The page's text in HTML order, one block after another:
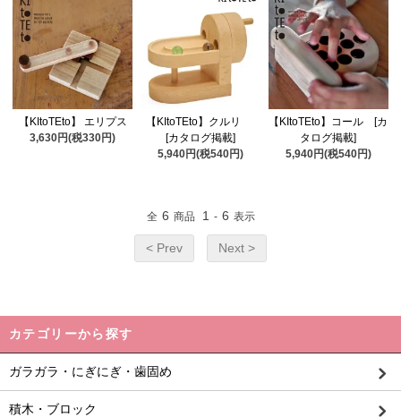
【KItoTEto】 エリプス
3,630円(税330円)
【KItoTEto】クルリ
[カタログ掲載]
5,940円(税540円)
【KItoTEto】コール [カ
タログ掲載]
5,940円(税540円)
全 6 商品 1 - 6 表示
< Prev Next >
カテゴリーから探す
ガラガラ・にぎにぎ・歯固め
積木・ブロック